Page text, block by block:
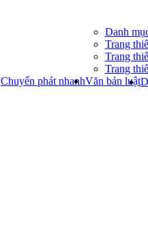
Danh
Trang
Trang
Trang
Chuyển phát nhanhVăn bản luật